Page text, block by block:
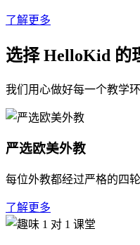
了解更多
选择 HelloKid 的
我们用心做好每一个教学
严选欧美外教
每位外教都经过严格的四
了解更多